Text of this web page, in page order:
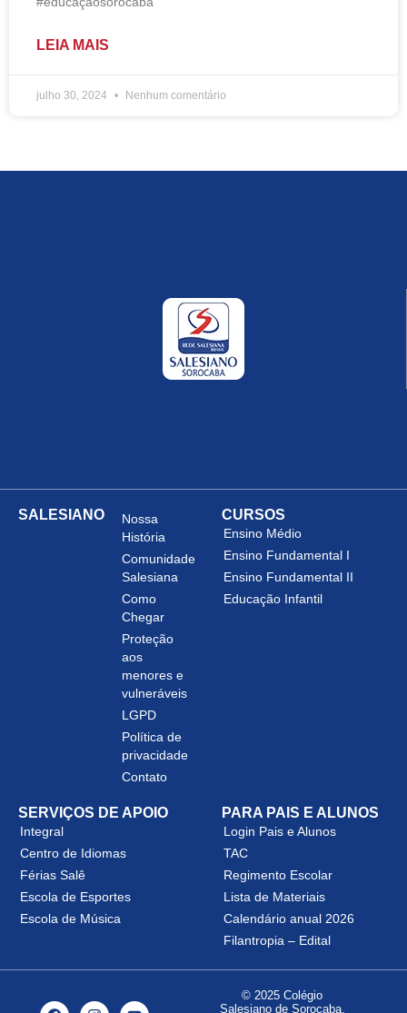
LEIA MAIS
julho 30, 2024 Nenhum comentário
SALESIANO
Nossa
História
Comunidade
Salesiana
Como
Chegar
Proteção
aos
menores e
vulneráveis
LGPD
Política de
privacidade
Contato
CURSOS
Ensino Médio
Ensino Fundamental I
Ensino Fundamental II
Educação Infantil
SERVIÇOS DE APOIO
Integral
Centro de Idiomas
Férias Salê
Escola de Esportes
Escola de Música
PARA PAIS E ALUNOS
Login Pais e Alunos
TAC
Regimento Escolar
Lista de Materiais
Calendário anual 2026
Filantropia – Edital
© 2025 Colégio
Salesiano de Sorocaba.